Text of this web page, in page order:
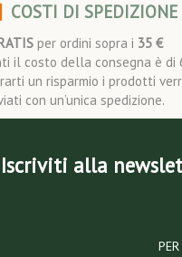
COSTI DI SPEDIZIONE
per ordini sopra i 35 €
il costo della consegna è di
un risparmio i prodotti
con un’unica spedizione.
Iscriviti alla